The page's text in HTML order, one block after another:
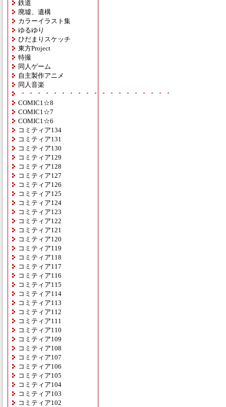
鉄道
廃墟、遺構
カラーイラスト集
ゆるゆり
ひだまりスケッチ
東方Project
特撮
同人ゲーム
自主製作アニメ
同人音楽
・・・・・・・・・・・・・・・・・・・
COMIC1☆8
COMIC1☆7
COMIC1☆6
コミティア134
コミティア131
コミティア130
コミティア129
コミティア128
コミティア127
コミティア126
コミティア125
コミティア124
コミティア123
コミティア122
コミティア121
コミティア120
コミティア119
コミティア118
コミティア117
コミティア116
コミティア115
コミティア114
コミティア113
コミティア112
コミティア111
コミティア110
コミティア109
コミティア108
コミティア107
コミティア106
コミティア105
コミティア104
コミティア103
コミティア102